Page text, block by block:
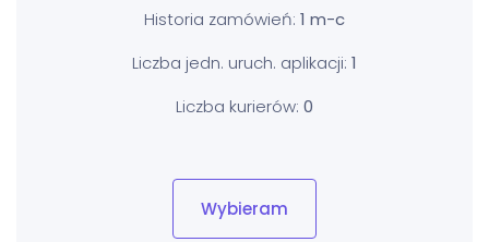
Historia zamówień: 1 m-c
Liczba jedn. uruch. aplikacji: 1
Liczba kurierów: 0
Wybieram